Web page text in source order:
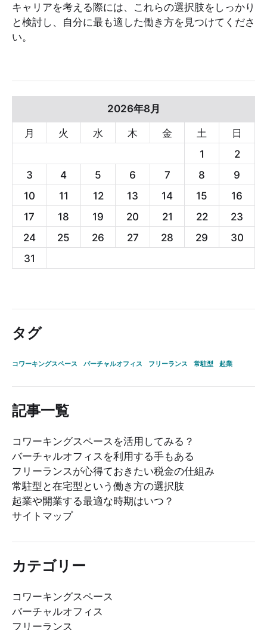
キャリアを考える際には、これらの選択肢をしっかり
と検討し、自分に最も適した働き方を見つけてくださ
い。
2026年8月
月 火 水 木 金 土
日
1
2
3
4 5 6 7 8
9
10
11 12 13 14 15
16
17
18 19 20 21 22
23
24
25 26 27 28 29
30
31
タグ
コワーキングスペース バーチャルオフィス フリーランス 常駐型 起業
記事一覧
コワーキングスペースを活用してみる？
バーチャルオフィスを利用する手もある
フリーランスが心得ておきたい税金の仕組み
常駐型と在宅型という働き方の選択肢
起業や開業する最適な時期はいつ？
サイトマップ
カテゴリー
コワーキングスペース
バーチャルオフィス
フリーランス